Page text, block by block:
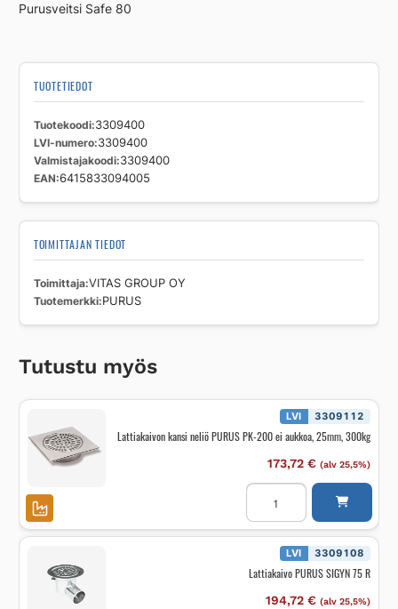
Purusveitsi Safe 80
TUOTETIEDOT
Tuotekoodi 3309400
LVI-numero 3309400
Valmistajakoodi 3309400
EAN 6415833094005
TOIMITTAJAN TIEDOT
Toimittaja VITAS GROUP OY
Tuotemerkki PURUS
Tutustu myös
LVI 3309112
Lattiakaivon kansi neliö PURUS PK-200 ei aukkoa, 25mm, 300kg
173,72 € (alv 25,5%)
Lattiakaivon
kansi
PURUS
PK-
aukkoa,
300kg
LVI 3309108
Lattiakaivo PURUS SIGYN 75 R
194,72 € (alv 25,5%)